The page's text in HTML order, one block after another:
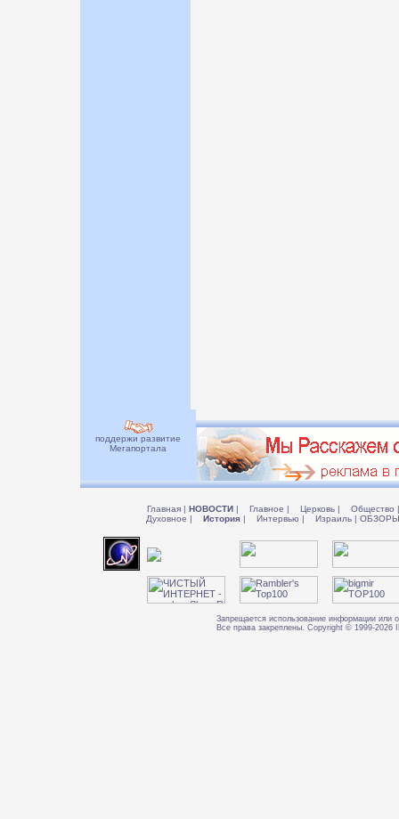
поддержи развитие
Мегапортала
Главная | НОВОСТИ | Главное | Церковь | Общество |
Духовное | История | Интервью | Израиль |
Запрещается использование информации или
Все права закреплены. Copyright © 1999-